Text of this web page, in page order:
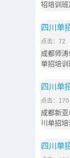
招培训
四川单
点击：72
成都师
单招培
四川单
点击：170
成都新
川单招
四川单